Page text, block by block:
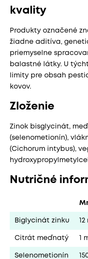
kvality
Produkty označené
žiadne aditíva,
priemyselne
balastné látky. U
limity pre obsah
kovov.
Zloženie
Zinok bisglycinát,
(selenometionín),
(Cichorum intybus),
Nutričné
Biglycinát zinku
Citrát meďnatý 1
Selenometionín